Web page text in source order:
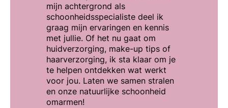
mijn achtergrond als
schoonheidsspecialiste deel ik
graag mijn ervaringen en kennis
met jullie. Of het nu gaat om
huidverzorging, make-up tips of
haarverzorging, ik sta klaar om je
te helpen ontdekken wat werkt
voor jou. Laten we samen stralen
en onze natuurlijke schoonheid
omarmen!